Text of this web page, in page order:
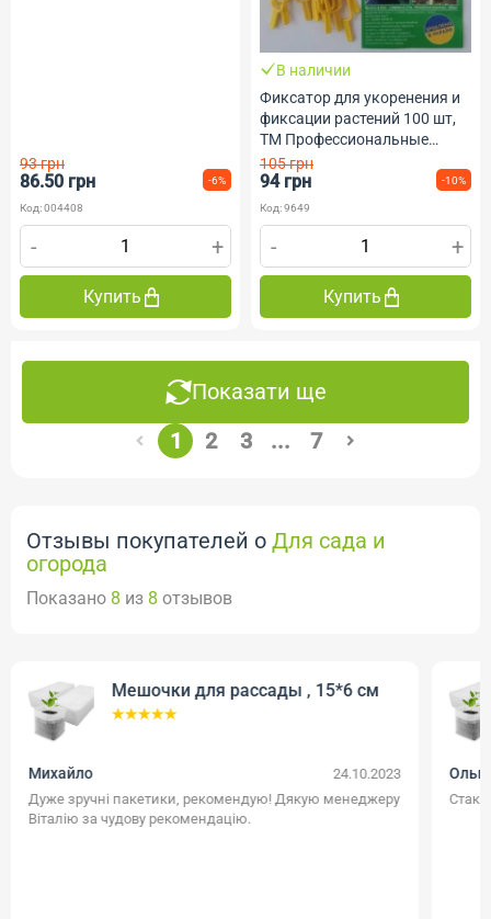
93 грн
86.50 грн -6%
Код: 004408
- +
Купить
В наличии
Фиксатор для укоренения и
фиксации растений 100 шт,
ТМ Профессиональные
Семена
105 грн
94 грн -10%
Код: 9649
- +
Купить
Показати ще
1
2 3 ... 7
Отзывы покупателей о Для сада и
огорода
Показано 8 из 8 отзывов
Мешочки для рассады , 15*6 см
Михайло
24.10.2023
Дуже зручні пакетики, рекомендую! Дякую менеджеру
Віталію за чудову рекомендацію.